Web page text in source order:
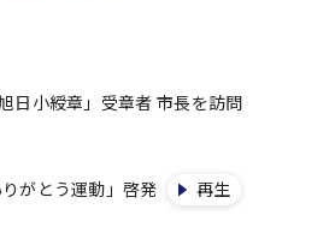
日小綬章」受章者 市長を訪問
りがとう運動」啓発 再生